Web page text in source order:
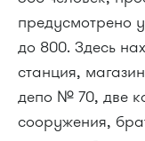
предусмотрено
до 800. Здесь
станция,
депо № 70, две
сооружения,